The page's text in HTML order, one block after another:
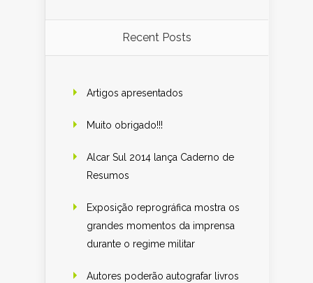
Recent Posts
Artigos apresentados
Muito obrigado!!!
Alcar Sul 2014 lança Caderno de
Resumos
Exposição reprográfica mostra os
grandes momentos da imprensa
durante o regime militar
Autores poderão autografar livros